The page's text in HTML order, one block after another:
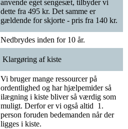
anvende eget sengesæt, tilbyder vi
dette fra 495 kr. Det samme er
gældende for skjorte - pris fra 140 kr.
Nedbrydes inden for 10 år.
Klargøring af kiste
Vi bruger mange ressourcer på
ordentlighed og har hjælpemider så
ilægning i kiste bliver så værdig som
muligt. Derfor er vi også altid 1.
person foruden bedemanden når der
ligges i kiste.